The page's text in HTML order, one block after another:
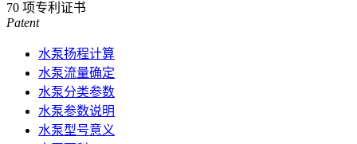
70 项专利证书
Patent
水泵扬程计算
水泵流量确定
水泵分类参数
水泵参数说明
水泵型号意义